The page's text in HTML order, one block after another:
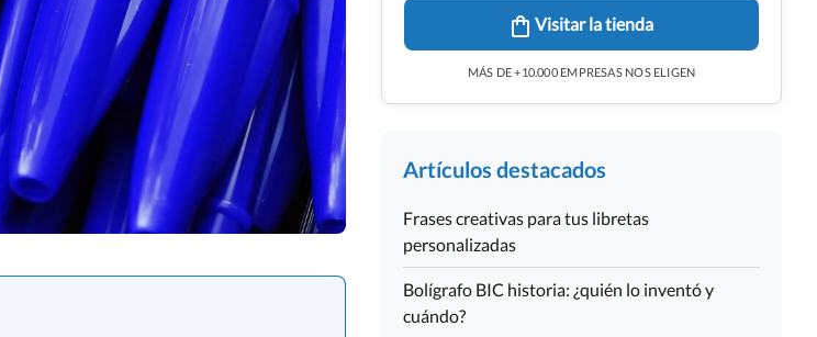
Visitar la tienda
MÁS DE +10.000 EMPRESAS NOS ELIGEN
Artículos destacados
Frases creativas para tus libretas
personalizadas
Bolígrafo BIC historia: ¿quién lo inventó y
cuándo?